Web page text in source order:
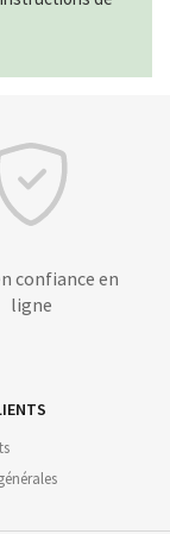
confiance en
ligne